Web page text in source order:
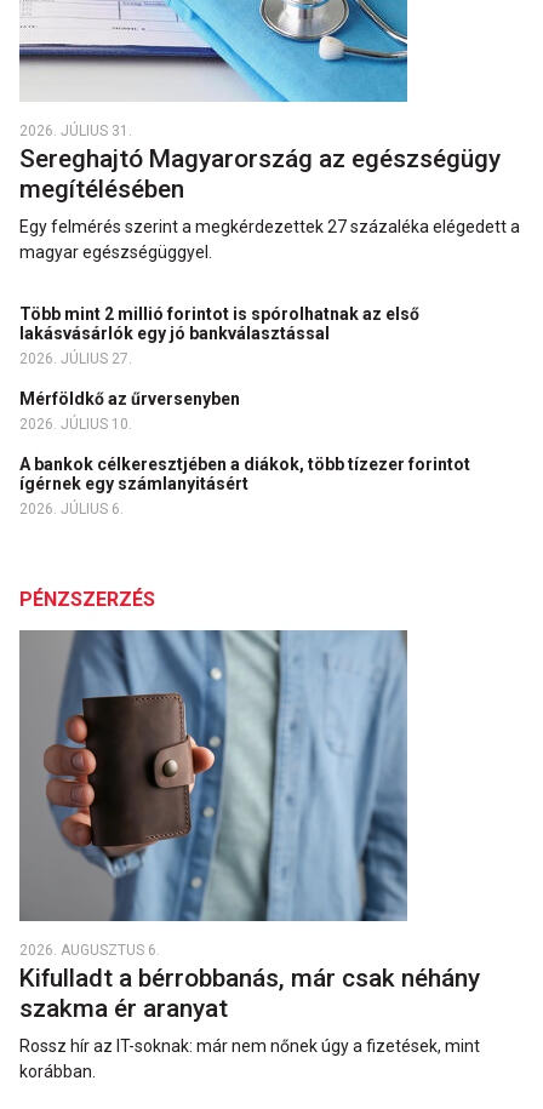
2026. JÚLIUS 31.
Sereghajtó Magyarország az egészségügy
megítélésében
Egy felmérés szerint a megkérdezettek 27 százaléka elégedett a
magyar egészségüggyel.
Több mint 2 millió forintot is spórolhatnak az első
lakásvásárlók egy jó bankválasztással
2026. JÚLIUS 27.
Mérföldkő az űrversenyben
2026. JÚLIUS 10.
A bankok célkeresztjében a diákok, több tízezer forintot
ígérnek egy számlanyitásért
2026. JÚLIUS 6.
PÉNZSZERZÉS
2026. AUGUSZTUS 6.
Kifulladt a bérrobbanás, már csak néhány
szakma ér aranyat
Rossz hír az IT-soknak: már nem nőnek úgy a fizetések, mint
korábban.